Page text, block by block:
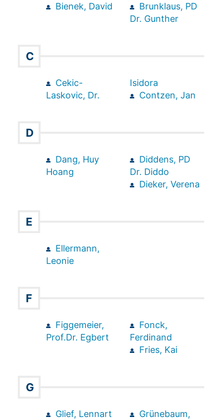
Bienek, David
Brunklaus, PD
Dr. Gunther
C
Cekic-
Laskovic, Dr.
Isidora
Contzen, Jan
D
Dang, Huy
Hoang
Diddens, PD
Dr. Diddo
Dieker, Verena
E
Ellermann,
Leonie
F
Figgemeier,
Prof.Dr. Egbert
Fonck,
Ferdinand
Fries, Kai
G
Glief, Lennart
Grünebaum,